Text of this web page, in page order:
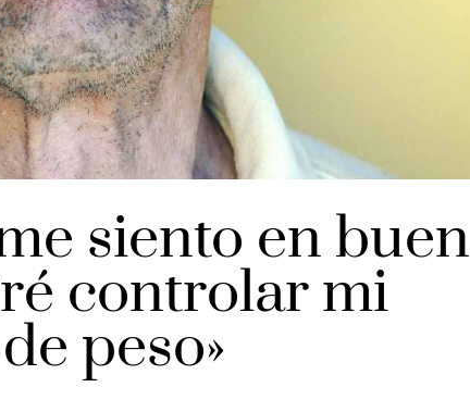
siento en buen
controlar mi
peso»